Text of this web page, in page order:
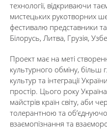
технології, відкриваючи
мистецьких рукотворних
фестивалю представники
Білорусь, Литва, Грузія,
Проект має на меті
культурного обміну, більш
культур та інтеграції
простір. Цього року
майстрів країн світу, аби
толерантною та
взаємопізнання та